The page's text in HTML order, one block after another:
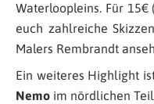
Waterloopleins. Für
euch zahlreiche
Malers Rembrandt
Ein weiteres Highlight
Nemo im nördlichen